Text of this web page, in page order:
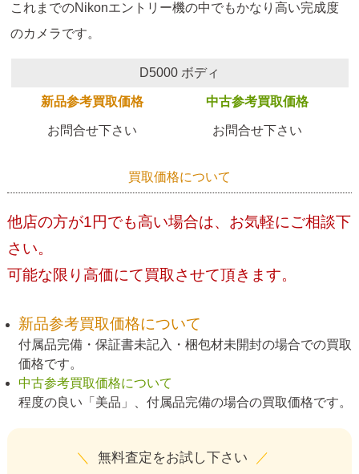
これまでのNikonエントリー機の中でもかなり高い完成度
のカメラです。
D5000 ボディ
新品参考買取価格 中古参考買取価格
お問合せ下さい お問合せ下さい
買取価格について
他店の方が1円でも高い場合は、お気軽にご相談下
さい。
可能な限り高価にて買取させて頂きます。
新品参考買取価格について
付属品完備・保証書未記入・梱包材未開封の場合での買取
価格です。
中古参考買取価格について
程度の良い「美品」、付属品完備の場合の買取価格です。
＼ 無料査定をお試し下さい ／